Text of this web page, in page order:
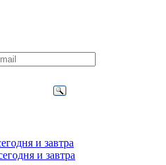
и завтра
и завтра